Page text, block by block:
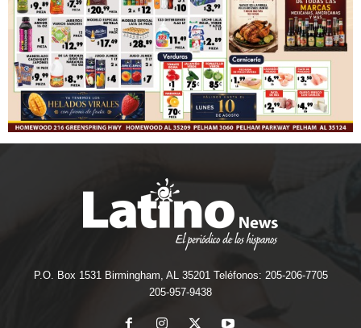
P.O. Box 1531 Birmingham, AL 35201 Teléfonos: 205-206-7705
205-957-9438